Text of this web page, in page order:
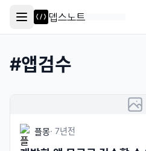
#앱검수
플몽· 7년전